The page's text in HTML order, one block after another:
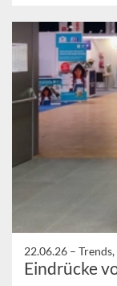
22.06.26 –
Eindrücke